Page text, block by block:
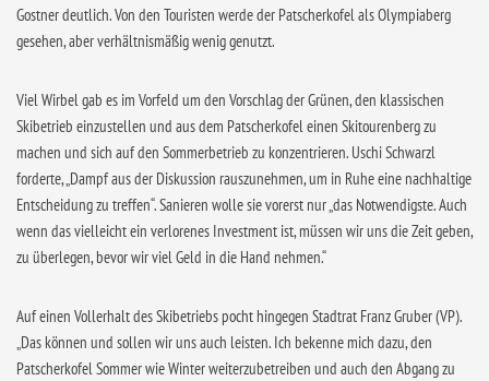
Gostner deutlich. Von den Touristen werde der Patscherkofel als Olympiaberg
gesehen, aber verhältnismäßig wenig genutzt.
Viel Wirbel gab es im Vorfeld um den Vorschlag der Grünen, den klassischen
Skibetrieb einzustellen und aus dem Patscherkofel einen Skitourenberg zu
machen und sich auf den Sommerbetrieb zu konzentrieren. Uschi Schwarzl
forderte, „Dampf aus der Diskussion rauszunehmen, um in Ruhe eine nachhaltige
Entscheidung zu treffen“. Sanieren wolle sie vorerst nur „das Notwendigste. Auch
wenn das vielleicht ein verlorenes Investment ist, müssen wir uns die Zeit geben,
zu überlegen, bevor wir viel Geld in die Hand nehmen.“
Auf einen Vollerhalt des Skibetriebs pocht hingegen Stadtrat Franz Gruber (VP).
„Das können und sollen wir uns auch leisten. Ich bekenne mich dazu, den
Patscherkofel Sommer wie Winter weiterzubetreiben und auch den Abgang zu